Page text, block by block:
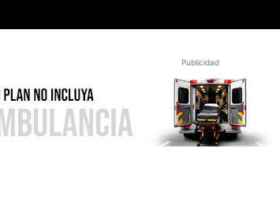
Publicidad